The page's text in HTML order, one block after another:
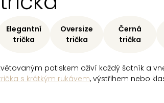
potiskem oživí každý šatník a
s krátkým rukávem, výstřihem nebo
Elegantní
trička
Oversize
trička
Černá
trička